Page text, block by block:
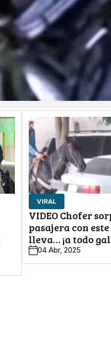
VIRAL
VIDEO Chofer
pasajera con
lleva… ¡a todo
04 Abr, 2025